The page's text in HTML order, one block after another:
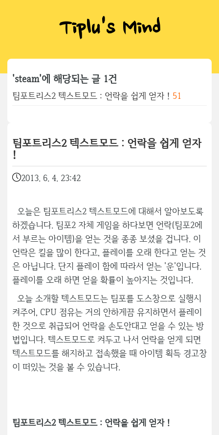
Tiplu's Mind
'steam'에 해당되는 글 1건
팀포트리스2 텍스트모드 : 언락을 쉽게 얻자 ! 51
팀포트리스2 텍스트모드 : 언락을 쉽게 얻자
!
2013. 6. 4. 23:42
오늘은 팀포트리스2 텍스트모드에 대해서 알아보도록
하겠습니다. 팀포2 자체 게임을 하다보면 언락(팀포2에
서 부르는 아이템)을 얻는 것을 종종 보셨을 겁니다. 이
언락은 킬을 많이 한다고, 플레이를 오래 한다고 얻는 것
은 아닙니다. 단지 플레이 함에 따라서 얻는 '운'입니다.
플레이를 오래 하면 얻을 확률이 높아지는 것입니다.
오늘 소개할 텍스트모드는 팀포를 도스창으로 실행시
켜주어, CPU 점유는 거의 안하게끔 유지하면서 플레이
한 것으로 취급되어 언락을 손도안대고 얻을 수 있는 방
법입니다. 텍스트모드로 켜두고 나서 언락을 얻게 되면
텍스트모드를 해지하고 접속했을 때 아이템 획득 경고창
이 떠있는 것을 볼 수 있습니다.
팀포트리스2 텍스트모드 : 언락을 쉽게 얻자 !